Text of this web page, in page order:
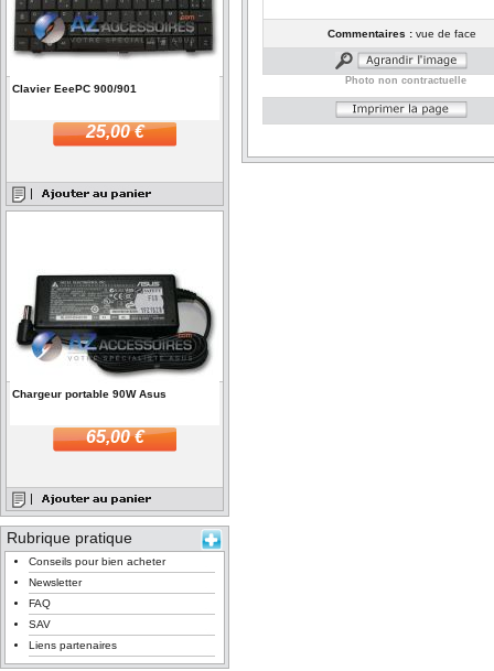
Clavier EeePC 900/901
25,00 €
Chargeur portable 90W Asus
65,00 €
Rubrique pratique
Conseils pour bien acheter
Newsletter
FAQ
SAV
Liens partenaires
Commentaires :vue de face
Photo non contractuelle